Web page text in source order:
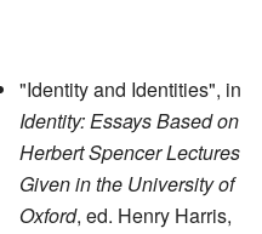
"Identity and Identities", in
Identity: Essays Based on
Herbert Spencer Lectures
Given in the University of
Oxford, ed. Henry Harris,